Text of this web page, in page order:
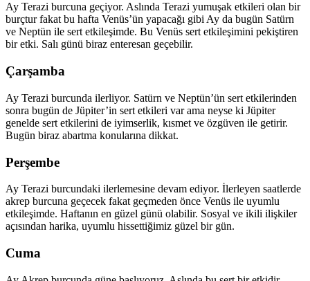
Ay Terazi burcuna geçiyor. Aslında Terazi yumuşak etkileri olan bir
burçtur fakat bu hafta Venüs’ün yapacağı gibi Ay da bugün Satürn
ve Neptün ile sert etkileşimde. Bu Venüs sert etkileşimini pekiştiren
bir etki. Salı günü biraz enteresan geçebilir.
Çarşamba
Ay Terazi burcunda ilerliyor. Satürn ve Neptün’ün sert etkilerinden
sonra bugün de Jüpiter’in sert etkileri var ama neyse ki Jüpiter
genelde sert etkilerini de iyimserlik, kısmet ve özgüven ile getirir.
Bugün biraz abartma konularına dikkat.
Perşembe
Ay Terazi burcundaki ilerlemesine devam ediyor. İlerleyen saatlerde
akrep burcuna geçecek fakat geçmeden önce Venüs ile uyumlu
etkileşimde. Haftanın en güzel günü olabilir. Sosyal ve ikili ilişkiler
açısından harika, uyumlu hissettiğimiz güzel bir gün.
Cuma